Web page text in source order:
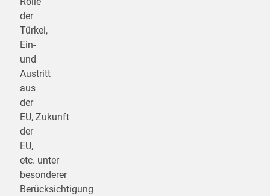
der
Türkei,
Ein-
und
Austritt
aus
der
EU, Zukunft
der
EU,
etc. unter
besonderer
Berücksichtigung